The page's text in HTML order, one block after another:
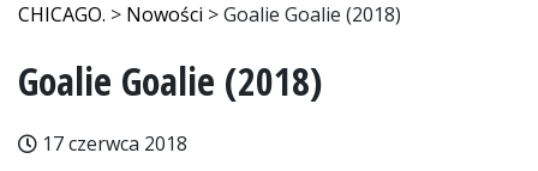
CHICAGO. > Nowości >Goalie Goalie (2018)
Goalie Goalie (2018)
17 czerwca 2018